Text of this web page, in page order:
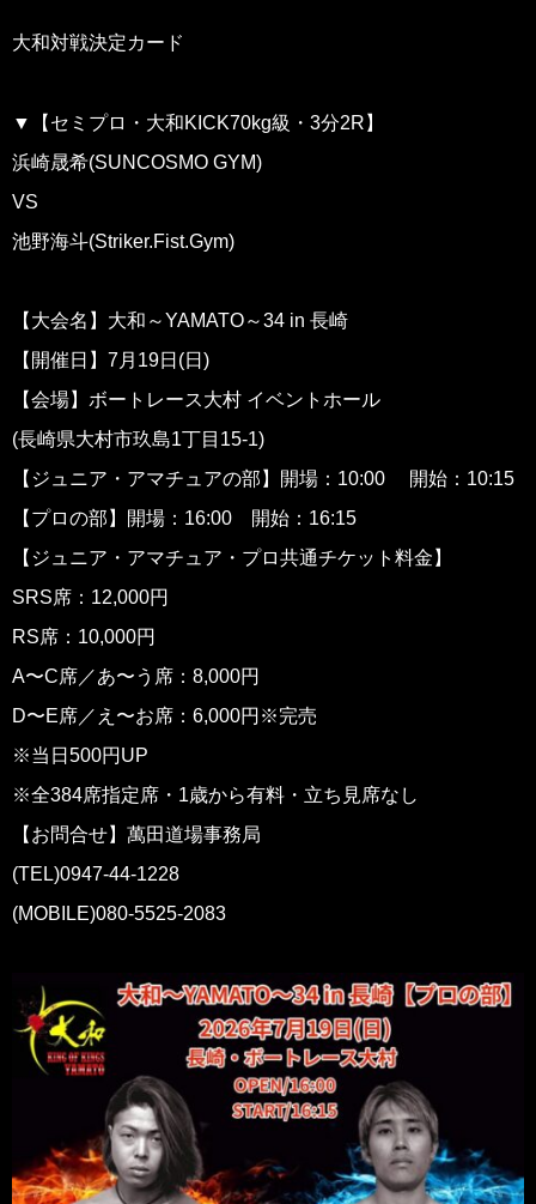
大和対戦決定カード
▼【セミプロ・大和KICK70kg級・3分2R】
浜崎晟希(SUNCOSMO GYM)
VS
池野海斗(Striker.Fist.Gym)
【大会名】大和～YAMATO～34 in 長崎
【開催日】7月19日(日)
【会場】ボートレース大村 イベントホール
(長崎県大村市玖島1丁目15-1)
【ジュニア・アマチュアの部】開場：10:00 開始：10:15
【プロの部】開場：16:00 開始：16:15
【ジュニア・アマチュア・プロ共通チケット料金】
SRS席：12,000円
RS席：10,000円
A〜C席／あ〜う席：8,000円
D〜E席／え〜お席：6,000円※完売
※当日500円UP
※全384席指定席・1歳から有料・立ち見席なし
【お問合せ】萬田道場事務局
(TEL)0947-44-1228
(MOBILE)080-5525-2083